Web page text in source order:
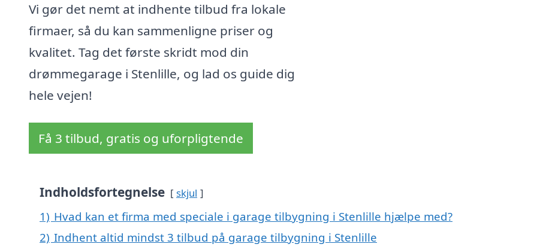
Vi gør det nemt at indhente tilbud fra lokale
firmaer, så du kan sammenligne priser og
kvalitet. Tag det første skridt mod din
drømmegarage i Stenlille, og lad os guide dig
hele vejen!
Få 3 tilbud, gratis og uforpligtende
Indholdsfortegnelse skjul
1) Hvad kan et firma med speciale i garage tilbygning i Stenlille hjælpe med?
2) Indhent altid mindst 3 tilbud på garage tilbygning i Stenlille